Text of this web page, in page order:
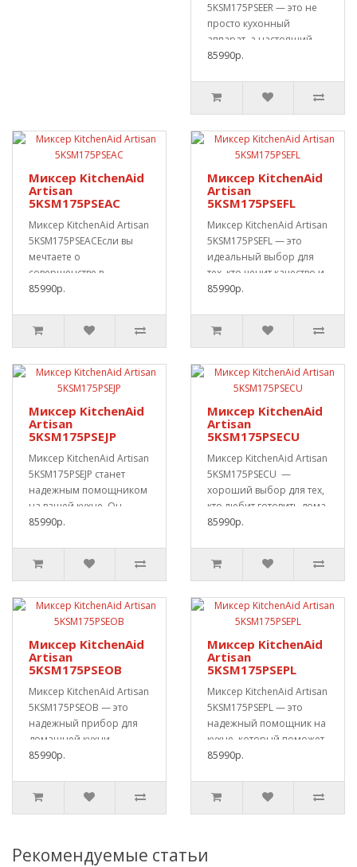
5KSM175PSEER — это не
просто кухонный
аппарат, а настоящий
символ кулинарн..
85990р.
Миксер KitchenAid
Artisan
5KSM175PSEAC
Миксер KitchenAid Artisan
5KSM175PSEACЕсли вы
мечтаете о
совершенстве в
кулинарии и стремитесь
85990р.
Миксер KitchenAid
Artisan
5KSM175PSEFL
Миксер KitchenAid Artisan
5KSM175PSEFL — это
идеальный выбор для
тех, кто ценит качество и
стиль на..
85990р.
Миксер KitchenAid
Artisan
5KSM175PSEJP
Миксер KitchenAid Artisan
5KSM175PSEJP станет
надежным помощником
на вашей кухне. Он
подходит д..
85990р.
Миксер KitchenAid
Artisan
5KSM175PSECU
Миксер KitchenAid Artisan
5KSM175PSECU —
хороший выбор для тех,
кто любит готовить дома.
..
85990р.
Миксер KitchenAid
Artisan
5KSM175PSEOB
Миксер KitchenAid Artisan
5KSM175PSEOB — это
надежный прибор для
домашней кухни,
который поможет лег..
85990р.
Миксер KitchenAid
Artisan
5KSM175PSEPL
Миксер KitchenAid Artisan
5KSM175PSEPL — это
надежный помощник на
кухне, который поможет
вам с приго..
85990р.
Рекомендуемые статьи